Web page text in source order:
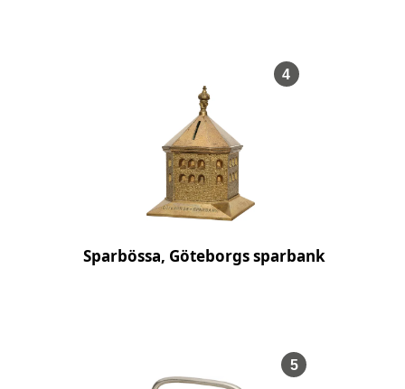
,
4
Sparbössa, Göteborgs sparbank
,
5